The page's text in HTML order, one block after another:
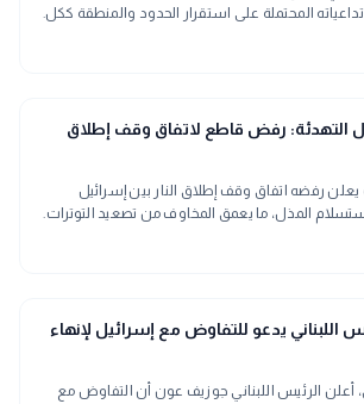
المحتملة على استقرار الحدود والمنطقة ككل.
التهدئة: رفض قاطع لاتفاق وقف إطلاق
يعلن رفضه اتفاق وقف إطلاق النار بين إسرائيل
المذل، ما يعمق المخاوف من تصعيد التوترات.
اللبناني يدعو للتفاوض مع إسرائيل لإنهاء
الرئيس اللبناني جوزيف عون أن التفاوض مع